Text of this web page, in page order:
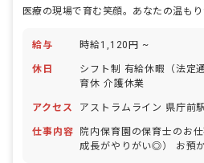
給与 時給1,120円 ~
休日
シフト制 有給休暇（法定
育休 介護休業
アクセス アストラムライン 県庁前
仕事内容
院内保育園の保育士のお
成長がやりがい◎） お預